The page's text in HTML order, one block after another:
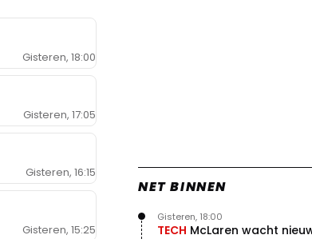
Red Bull lijkt
boven te hebben
Gisteren, 18:00
Gisteren, 17:05
Gisteren, 16:15
Gisteren, 15:25
NET BINNEN
TECH McLaren wacht
Gisteren, 18:00